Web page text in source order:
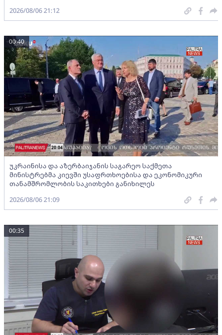
2026/08/06 21:12
უკრაინისა და აზერბაიჯანის საგარეო საქმეთა
მინისტრებმა კიევში უსაფრთხოებისა და ეკონომიკური
თანამშრომლობის საკითხები განიხილეს
00:40
2026/08/06 21:09
00:35